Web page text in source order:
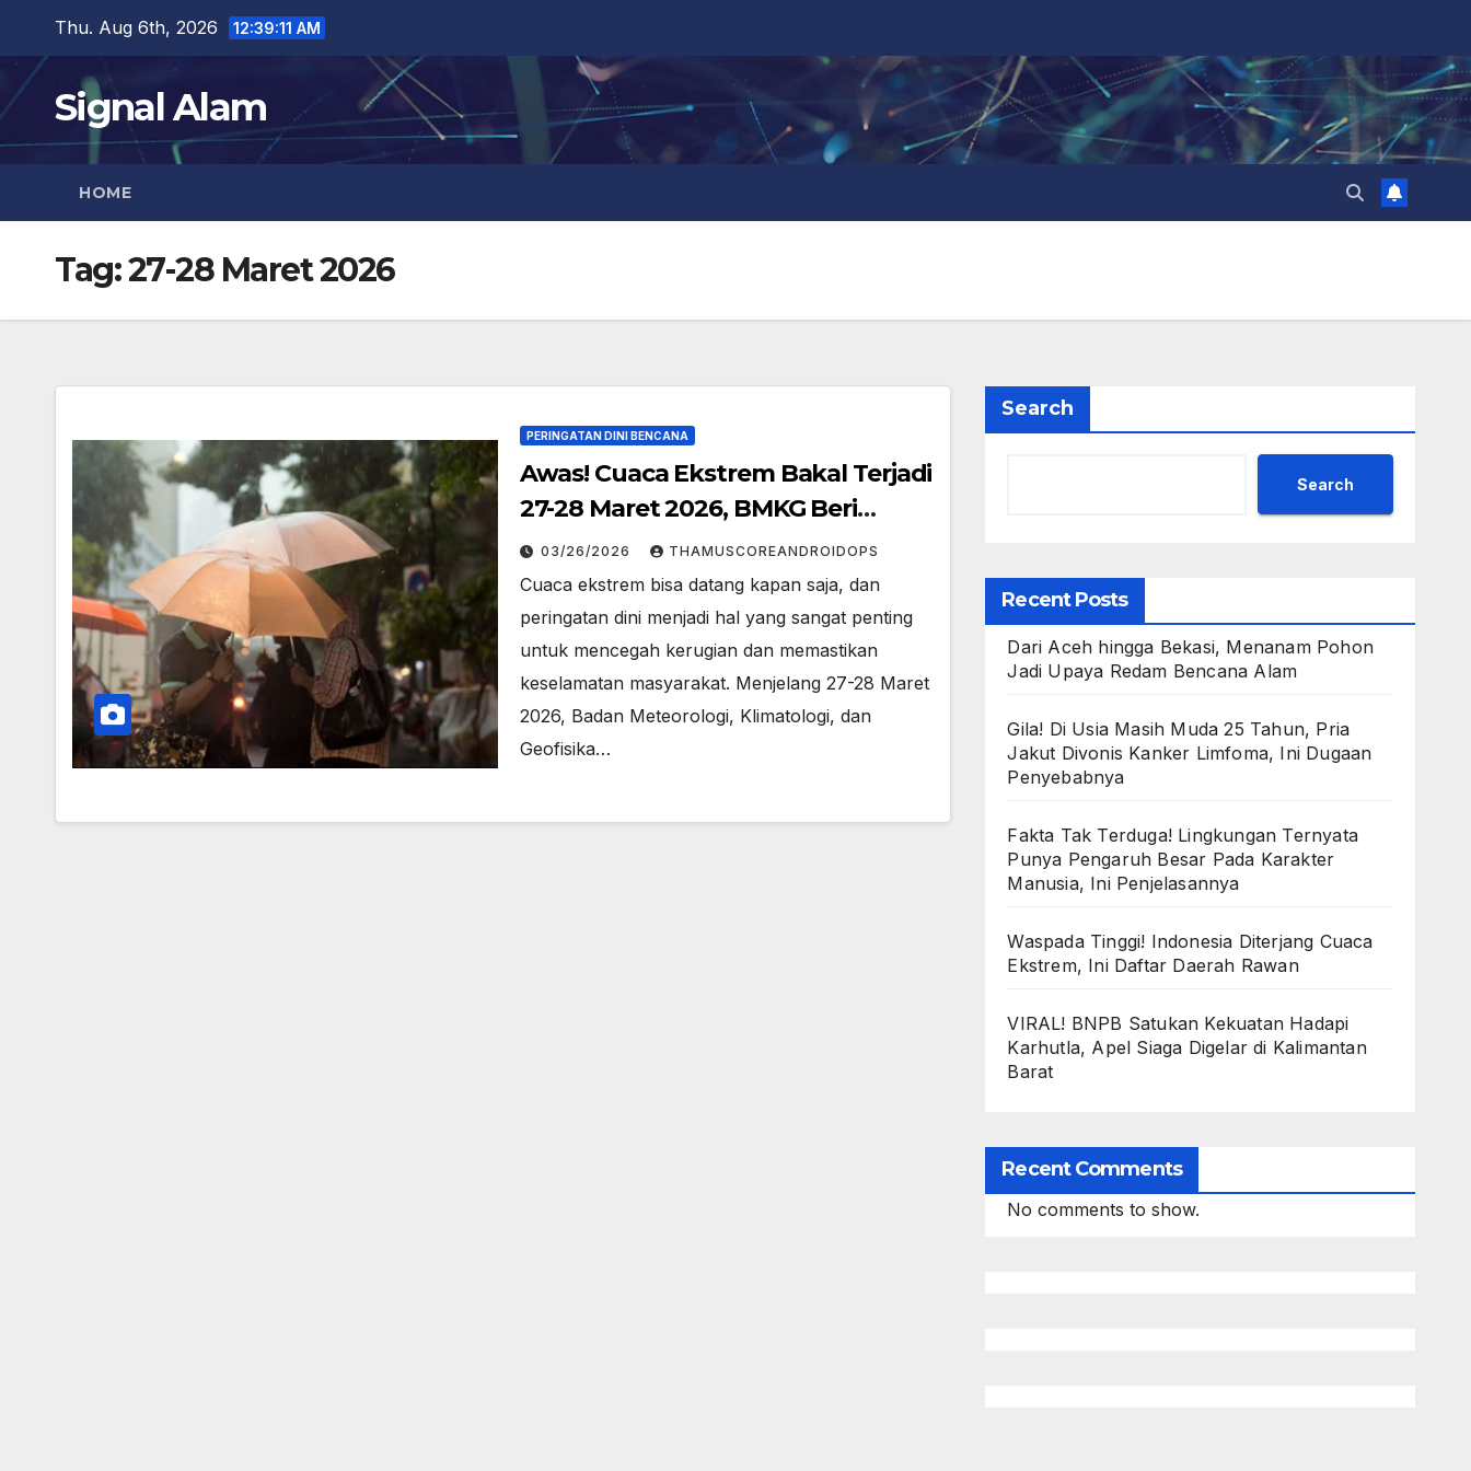
content
Thu. Aug 6th, 2026 12:39:12 AM
Signal Alam
HOME
Tag:27-28 Maret 2026
PERINGATAN DINI BENCANA
Awas! Cuaca Ekstrem Bakal Terjadi
27-28 Maret 2026, BMKG Beri
Peringatan Keras!
03/26/2026 THAMUSCOREANDROIDOPS
Cuaca ekstrem bisa datang kapan saja, dan
peringatan dini menjadi hal yang sangat penting
untuk mencegah kerugian dan memastikan
keselamatan masyarakat. Menjelang 27-28 Maret
2026, Badan Meteorologi, Klimatologi, dan
Geofisika…
Search
Search
Recent Posts
Dari Aceh hingga Bekasi, Menanam Pohon
Jadi Upaya Redam Bencana Alam
Gila! Di Usia Masih Muda 25 Tahun, Pria
Jakut Divonis Kanker Limfoma, Ini Dugaan
Penyebabnya
Fakta Tak Terduga! Lingkungan Ternyata
Punya Pengaruh Besar Pada Karakter
Manusia, Ini Penjelasannya
Waspada Tinggi! Indonesia Diterjang Cuaca
Ekstrem, Ini Daftar Daerah Rawan
VIRAL! BNPB Satukan Kekuatan Hadapi
Karhutla, Apel Siaga Digelar di Kalimantan
Barat
Recent Comments
No comments to show.